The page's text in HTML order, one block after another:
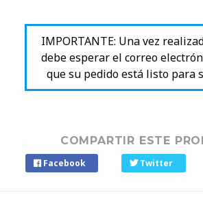
IMPORTANTE: Una vez
debe esperar el correo
que su pedido está listo para
COMPARTIR ESTE
Facebook Twitter